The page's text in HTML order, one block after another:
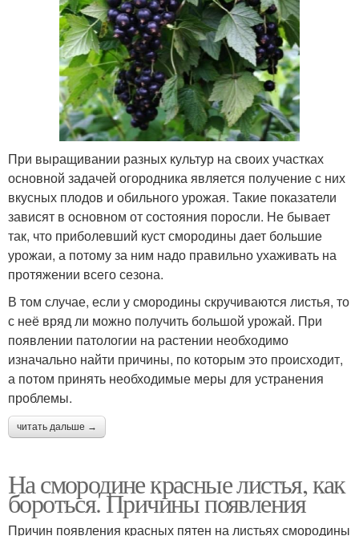
При выращивании разных культур на своих участках
основной задачей огородника является получение с них
вкусных плодов и обильного урожая. Такие показатели
зависят в основном от состояния поросли. Не бывает
так, что приболевший куст смородины дает большие
урожаи, а потому за ним надо правильно ухаживать на
протяжении всего сезона.
В том случае, если у смородины скручиваются листья, то
с неё вряд ли можно получить большой урожай. При
появлении патологии на растении необходимо
изначально найти причины, по которым это происходит,
а потом принять необходимые меры для устранения
проблемы.
читать дальше →
На смородине красные листья, как
бороться. Причины появления
Причин появления красных пятен на листьях смородины